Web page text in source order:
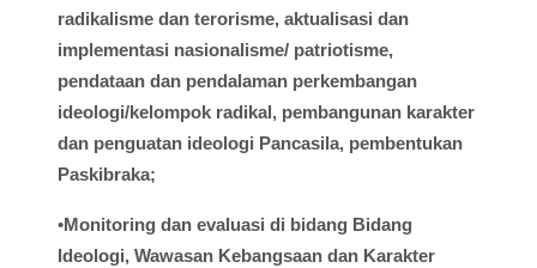
radikalisme dan terorisme, aktualisasi dan
implementasi nasionalisme/ patriotisme,
pendataan dan pendalaman perkembangan
ideologi/kelompok radikal, pembangunan karakter
dan penguatan ideologi Pancasila, pembentukan
Paskibraka;
•Monitoring dan evaluasi di bidang Bidang
Ideologi, Wawasan Kebangsaan dan Karakter